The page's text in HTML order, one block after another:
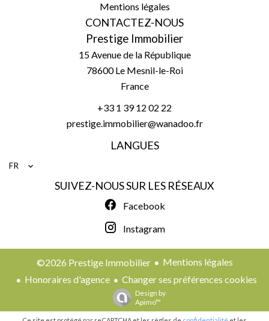
Mentions légales
CONTACTEZ-NOUS
Prestige Immobilier
15 Avenue de la République
78600Le Mesnil-le-Roi
France
+33 1 39 12 02 22
prestige.immobilier@wanadoo.fr
LANGUES
FR
SUIVEZ-NOUS SUR LES RÉSEAUX
Facebook
Instagram
©2026 Prestige Immobilier
Mentions légales
Honoraires d'agence
Changer ses préférences cookies
Design by
Apimo™